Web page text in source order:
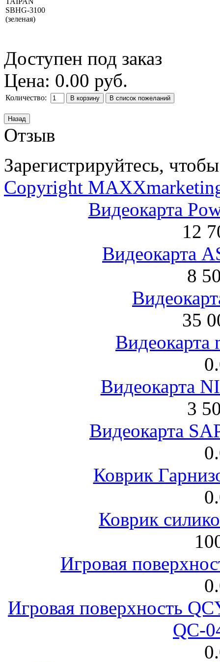
Доступен под заказ
Цена: 0.00 руб.
Количество:
Отзыв
Зарегистрируйтесь,
Copyright
Видеокарта
12
Видеокарта
8
35
Видеокарта
Видеокарта
3
Видеокарта
Коврик
Коврик
Игровая
Игровая поверхность
QC-